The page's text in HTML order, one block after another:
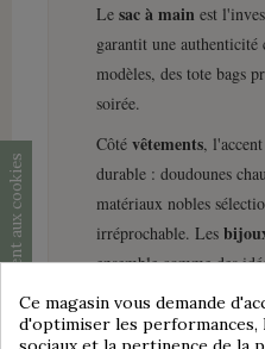
Le sac à main est
garantit une authenticité
modèles, des tote bags
soirée.
Côté vêtements,
durable : doudounes
matériaux nobles
irréprochable. Les
ensemble comme des
Ce magasin vous demande
d'optimiser les performances,
Consentement aux cookies